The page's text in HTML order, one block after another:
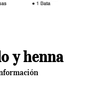
y henna